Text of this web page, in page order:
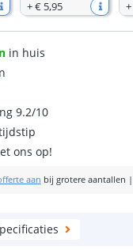
+€ 5,95
+
in huis
9.2/10
ons op!
aan bij grotere aantallen |